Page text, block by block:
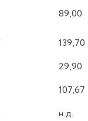
89,00
139,70
29,90
107,67
н.д.